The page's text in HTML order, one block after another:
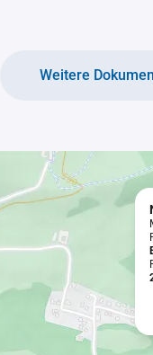
Weitere